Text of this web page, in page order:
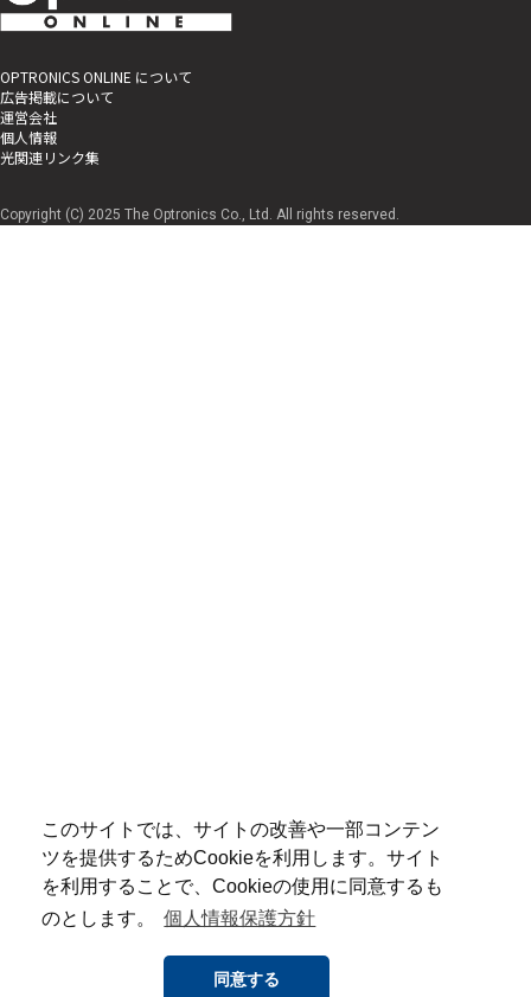
このサイトでは、サイトの改善や一部コンテン
ツを提供するためCookieを利用します。サイト
を利用することで、Cookieの使用に同意するも
のとします。
個人情報保護方針
同意する
OPTRONICS ONLINE について
広告掲載について
運営会社
個人情報
光関連リンク集
Copyright (C) 2025 The Optronics Co., Ltd. All rights reserved.